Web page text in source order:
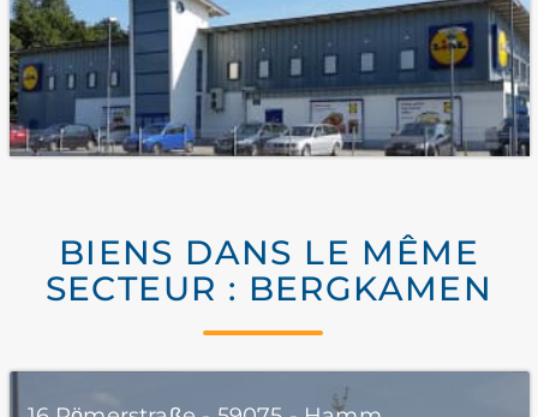
BIENS DANS LE MÊME
SECTEUR : BERGKAMEN